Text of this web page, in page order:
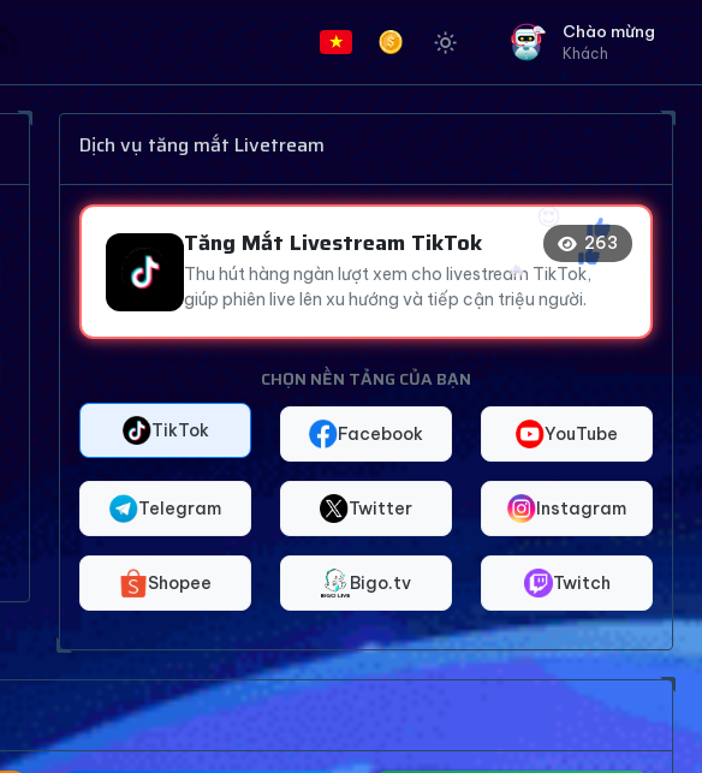
Chào mừng
Khách
Dịch vụ tăng mắt Livetream
Tăng Mắt Livestream TikTok
Thu hút hàng ngàn lượt xem cho livestream TikTok,
giúp phiên live lên xu hướng và tiếp cận triệu người.
265
❤️ 😍
🔥
😍
👍
CHỌN NỀN TẢNG CỦA BẠN
TikTok Facebook YouTube
Telegram Twitter Instagram
Shopee Bigo.tv Twitch